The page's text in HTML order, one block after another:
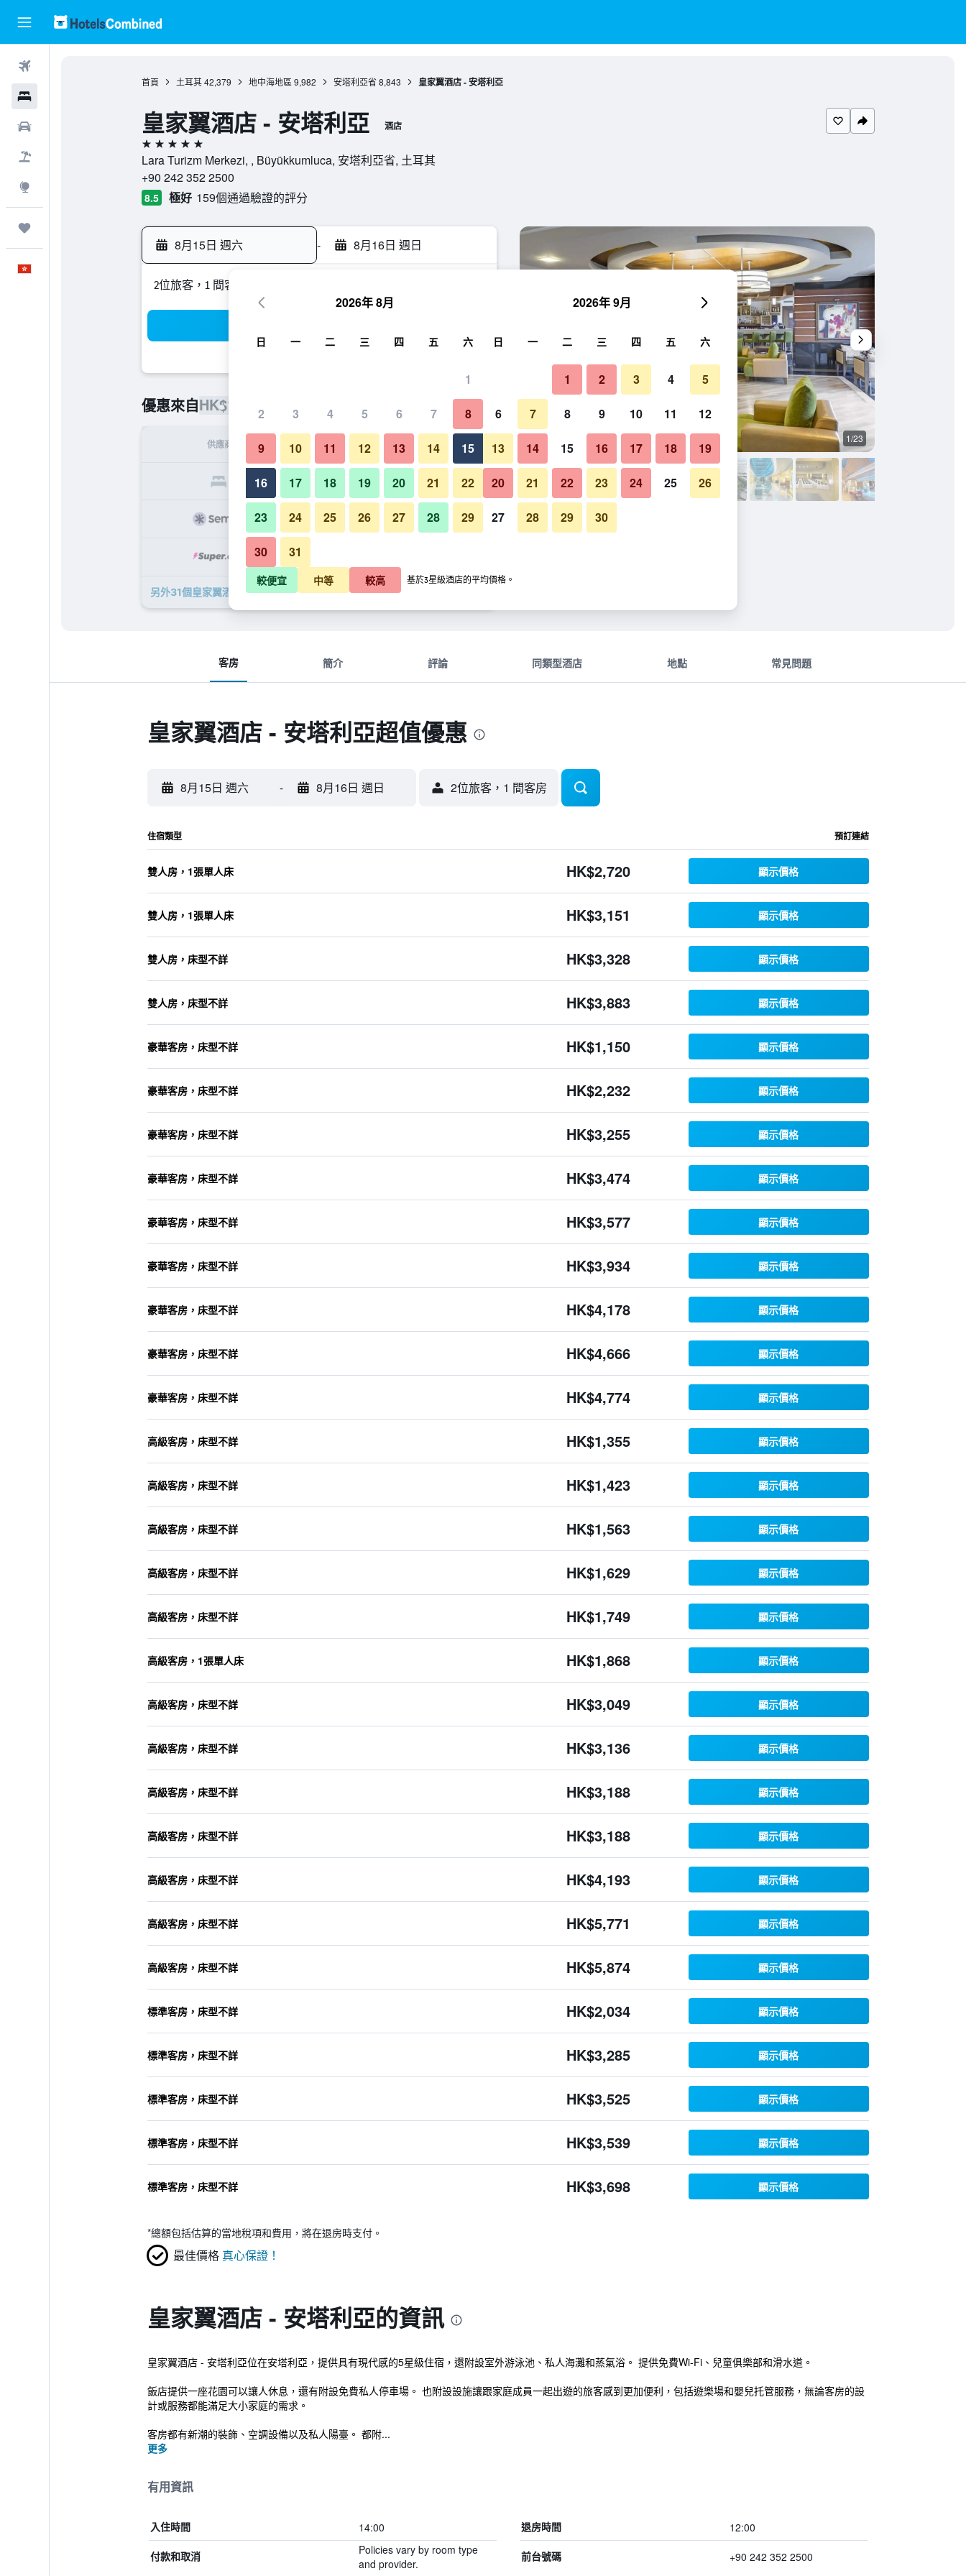
首頁 土耳其 42,379 地中海地區 9,982 安塔利亞省 8,843 皇家翼酒店 - 安塔利亞
皇家翼酒店 - 安塔利亞 酒店
5星級
Lara Turizm Merkezi, , Büyükkumluca, 安塔利亞省, 土耳其
+90 242 352 2500
8.5 極好 159個通過驗證的評分
8月15日 週六 - 8月16日 週日
2位旅客，1 間客房
優惠來自HK$1,150
供應商 每晚總額
HK$1,150 查看優惠
HK$1,355 查看優惠
另外31個皇家翼酒店 - 安塔利亞​的優惠
酒吧 1/23
皇家翼酒店 - 安塔利亞的照片
客房 簡介 評論 同類型酒店 地點 常見問題
皇家翼酒店 - 安塔利亞超值優惠
8月15日 週六 - 8月16日 週日 2位旅客，1 間客房
住宿類型 預訂連結
雙人房，1張單人床 HK$2,720 顯示價格
雙人房，1張單人床 HK$3,151 顯示價格
雙人房，床型不詳 HK$3,328 顯示價格
雙人房，床型不詳 HK$3,883 顯示價格
豪華客房，床型不詳 HK$1,150 顯示價格
豪華客房，床型不詳 HK$2,232 顯示價格
豪華客房，床型不詳 HK$3,255 顯示價格
豪華客房，床型不詳 HK$3,474 顯示價格
豪華客房，床型不詳 HK$3,577 顯示價格
豪華客房，床型不詳 HK$3,934 顯示價格
豪華客房，床型不詳 HK$4,178 顯示價格
豪華客房，床型不詳 HK$4,666 顯示價格
豪華客房，床型不詳 HK$4,774 顯示價格
高級客房，床型不詳 HK$1,355 顯示價格
高級客房，床型不詳 HK$1,423 顯示價格
高級客房，床型不詳 HK$1,563 顯示價格
高級客房，床型不詳 HK$1,629 顯示價格
高級客房，床型不詳 HK$1,749 顯示價格
高級客房，1張單人床 HK$1,868 顯示價格
高級客房，床型不詳 HK$3,049 顯示價格
高級客房，床型不詳 HK$3,136 顯示價格
高級客房，床型不詳 HK$3,188 顯示價格
高級客房，床型不詳 HK$3,188 顯示價格
高級客房，床型不詳 HK$4,193 顯示價格
高級客房，床型不詳 HK$5,771 顯示價格
高級客房，床型不詳 HK$5,874 顯示價格
標準客房，床型不詳 HK$2,034 顯示價格
標準客房，床型不詳 HK$3,285 顯示價格
標準客房，床型不詳 HK$3,525 顯示價格
標準客房，床型不詳 HK$3,539 顯示價格
標準客房，床型不詳 HK$3,698 顯示價格
*總額包括估算的當地稅項和費用，將在退房時支付。
最佳價格 真心保證！
皇家翼酒店 - 安塔利亞的資訊
皇家翼酒店 - 安塔利亞位在安塔利亞，提供具有現代感的5星級住宿，還附設室外游泳池、私人海灘和蒸氣浴。 提供免費Wi-Fi、兒童俱樂部和滑水道。
飯店提供一座花園可以讓人休息，還有附設免費私人停車場。 也附設設施讓跟家庭成員一起出遊的旅客感到更加便利，包括遊樂場和嬰兒托管服務，無論客房的設
計或服務都能滿足大小家庭的需求。
客房都有新潮的裝飾、空調設備以及私人陽臺。 都附...
更多
有用資訊
入住時間 14:00 退房時間 12:00
付款和取消
Policies vary by room type
and provider.
前台號碼 +90 242 352 2500
2026年 8月
日 一 二 三 四 五 六
1
2 3 4 5 6 7 8
9 10 11 12 13 14 15
16 17 18 19 20 21 22
23 24 25 26 27 28 29
30 31
2026年 9月
日 一 二 三 四 五 六
1 2 3 4 5
6 7 8 9 10 11 12
13 14 15 16 17 18 19
20 21 22 23 24 25 26
27 28 29 30
較便宜 中等 較高 基於3星級酒店的平均價格。